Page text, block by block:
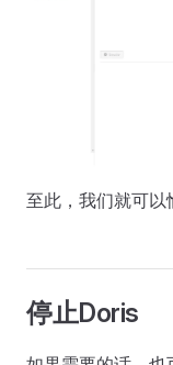
至此，我们就可以
停止Doris